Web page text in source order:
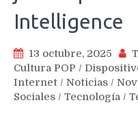
Intelligence
13 octubre, 2025
Cultura POP /
Internet / Noticias /
Sociales / Tecnología /